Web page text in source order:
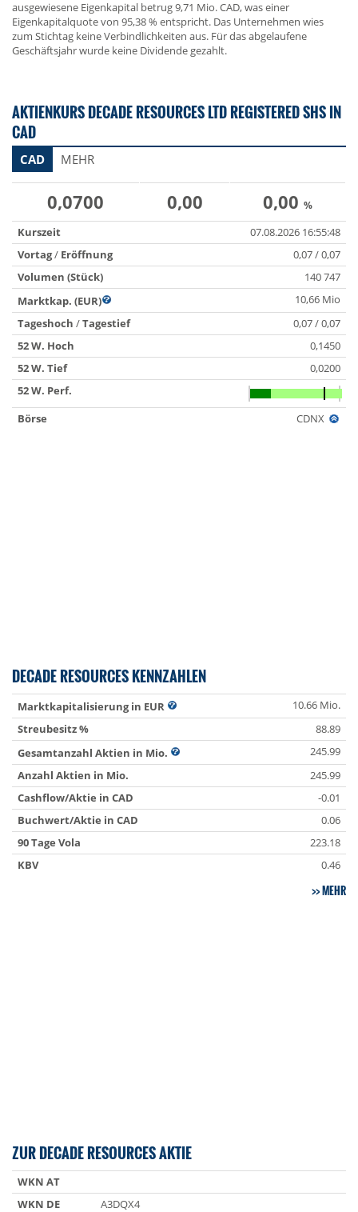
ausgewiesene Eigenkapital betrug 9,71 Mio. CAD, was einer
Eigenkapitalquote von 95,38 % entspricht. Das Unternehmen wies
zum Stichtag keine Verbindlichkeiten aus. Für das abgelaufene
Geschäftsjahr wurde keine Dividende gezahlt.
AKTIENKURS DECADE RESOURCES LTD REGISTERED SHS IN
CAD
CAD MEHR
0,0700 0,00 0,00 %
Kurszeit
07.08.2026 16:55:48
Vortag/ Eröffnung
0,07 / 0,07
Volumen (Stück)
140 747
Marktkap. (EUR)
10,66 Mio
Tageshoch /Tagestief
0,07 / 0,07
52 W. Hoch
0,1450
52 W. Tief
0,0200
52 W. Perf.
Börse
CDNX
DECADE RESOURCES KENNZAHLEN
Marktkapitalisierung in EUR
10.66 Mio.
Streubesitz %
88.89
Gesamtanzahl Aktien in Mio.
245.99
Anzahl Aktien in Mio.
245.99
Cashflow/Aktie in CAD
-0.01
Buchwert/Aktie in CAD
0.06
90 Tage Vola
223.18
KBV
0.46
MEHR
ZUR DECADE RESOURCES AKTIE
WKN AT
WKN DE
A3DQX4